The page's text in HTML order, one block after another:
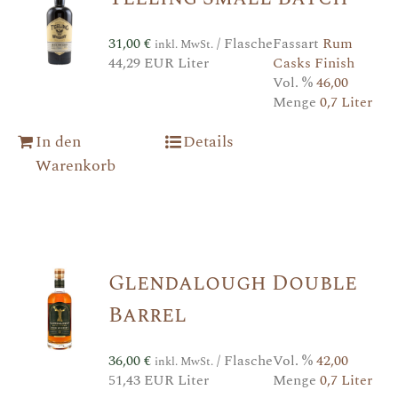
31,00€ inkl. MwSt./ Flasche
44,29 EUR Liter
Fassart Rum
Casks Finish
Vol. %46,00
Menge 0,7 Liter
In den
Warenkorb
Details
Glendalough Double
Barrel
36,00€ inkl. MwSt./ Flasche
51,43 EUR Liter
Vol. %42,00
Menge 0,7 Liter